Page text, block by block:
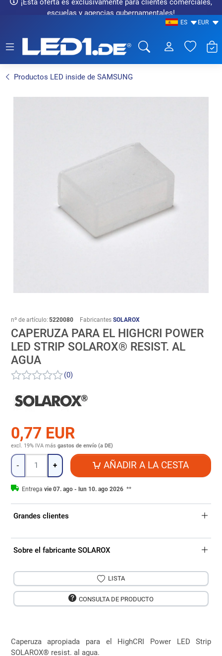
¡Esta oferta es exclusivamente para clientes comerciales,
escuelas y agencias gubernamentales!
ES EUR
Productos LED inside de SAMSUNG
nº de artículo: 5220080 Fabricantes SOLAROX
CAPERUZA PARA EL HIGHCRI POWER
LED STRIP SOLAROX® RESIST. AL
AGUA
(0)
0,77 EUR
excl. 19% IVA más gastos de envío (a DE)
Cantidad
- + AÑADIR A LA CESTA
Entrega vie 07. ago - lun 10. ago 2026 **
Grandes clientes
Sobre el fabricante SOLAROX
LISTA
CONSULTA DE PRODUCTO
Caperuza apropiada para el HighCRI Power LED Strip
SOLAROX® resist. al agua.